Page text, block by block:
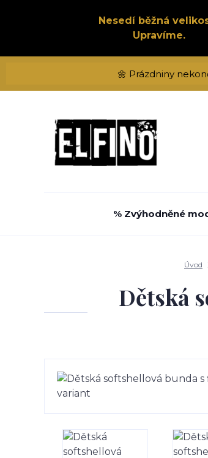
Nesedí běžná
Upravíme.
🌼 Prázdniny
% Zvýhodněné
Úvod
Dětská